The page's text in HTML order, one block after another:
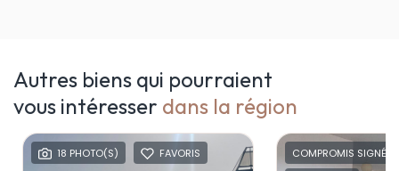
Autres biens qui pourraient
vous intéresser dans la région
18 PHOTO(S) FAVORIS
COMPROMIS SIGNÉ